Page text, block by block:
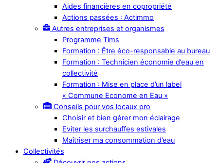
Aides financières en copropriété
Actions passées : Actimmo
Autres entreprises et organismes
Programme Tims
Formation : Être éco-responsable au bureau
Formation : Technicien économie d’eau en
collectivité
Formation : Mise en place d’un label
« Commune Econome en Eau »
Conseils pour vos locaux pro
Choisir et bien gérer mon éclairage
Eviter les surchauffes estivales
Maîtriser ma consommation d’eau
Collectivités